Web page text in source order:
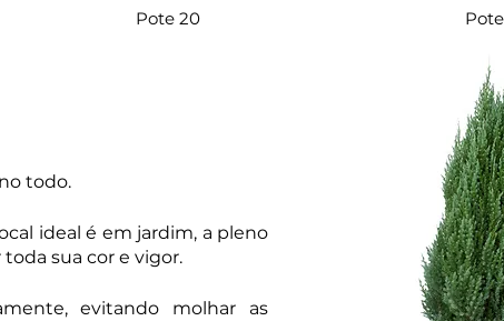
Pote 20
todo.
ideal é em jardim, a pleno
sua cor e vigor.
evitando molhar as